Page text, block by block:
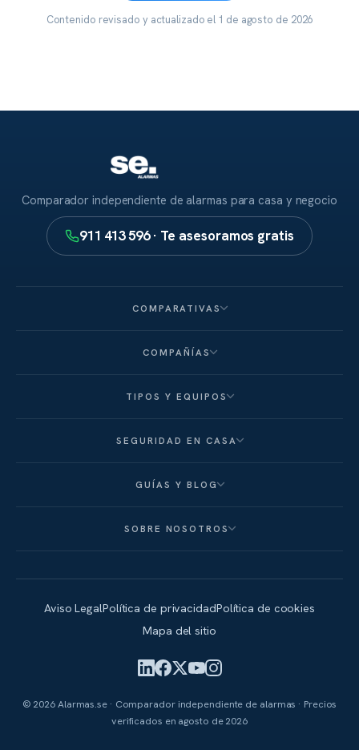
Contenido revisado y actualizado el 1 de agosto de 2026
Comparador independiente de alarmas para casa y negocio
911 413 596 · Te asesoramos gratis
COMPARATIVAS
COMPAÑÍAS
TIPOS Y EQUIPOS
SEGURIDAD EN CASA
GUÍAS Y BLOG
SOBRE NOSOTROS
Aviso LegalPolítica de privacidadPolítica de cookies
Mapa del sitio
© 2026 Alarmas.se · Comparador independiente de alarmas · Precios
verificados en agosto de 2026